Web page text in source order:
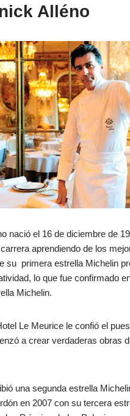
Alléno
nació el 16 de diciembre de
aprendiendo de los
su primera estrella Michelin
lo que fue confirmado
Michelin.
Le Meurice le confió el
a crear verdaderas obras
una segunda estrella
en 2007 con su tercera